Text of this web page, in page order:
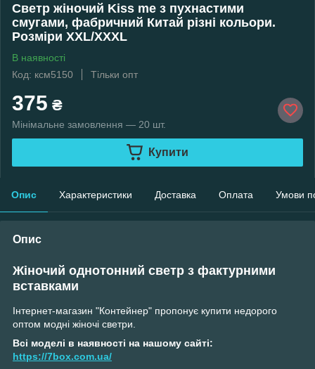
Светр жіночий Kiss me з пухнастими
смугами, фабричний Китай різні кольори.
Розміри XXL/XXXL
В наявності
Код: ксм5150
Тільки опт
375 ₴
Мінімальне замовлення — 20 шт.
Купити
Опис Характеристики Доставка Оплата Умови
Опис
Жіночий однотонний светр з фактурними
вставками
Інтернет-магазин "Контейнер" пропонує купити недорого
оптом модні жіночі светри.
Всі моделі в наявності на нашому сайті:
https://7box.com.ua/